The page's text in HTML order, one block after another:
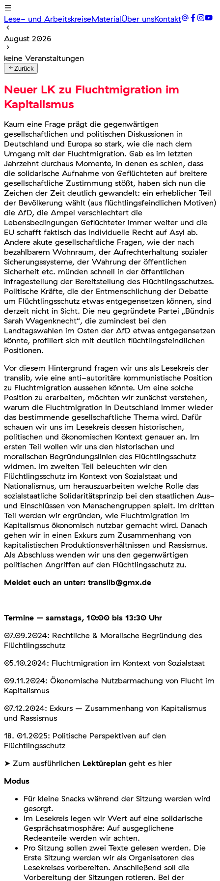
Lese- und ArbeitskreiseMaterialÜber unsKontakt
August 2026
keine Veranstaltungen
Zurück
Neuer LK zu Fluchtmigration im
Kapitalismus
Kaum eine Frage prägt die gegenwärtigen
gesellschaftlichen und politischen Diskussionen in
Deutschland und Europa so stark, wie die nach dem
Umgang mit der Fluchtmigration. Gab es im letzten
Jahrzehnt durchaus Momente, in denen es schien, dass
die solidarische Aufnahme von Geflüchteten auf breitere
gesellschaftliche Zustimmung stößt, haben sich nun die
Zeichen der Zeit deutlich gewandelt: ein erheblicher Teil
der Bevölkerung wählt (aus flüchtlingsfeindlichen Motiven)
die AfD, die Ampel verschlechtert die
Lebensbedingungen Geflüchteter immer weiter und die
EU schafft faktisch das individuelle Recht auf Asyl ab.
Andere akute gesellschaftliche Fragen, wie der nach
bezahlbarem Wohnraum, der Aufrechterhaltung sozialer
Sicherungssysteme, der Wahrung der öffentlichen
Sicherheit etc. münden schnell in der öffentlichen
Infragestellung der Bereitstellung des Flüchtlingsschutzes.
Politische Kräfte, die der Entmenschlichung der Debatte
um Flüchtlingsschutz etwas entgegensetzen können, sind
derzeit nicht in Sicht. Die neu gegründete Partei „Bündnis
Sarah Wagenknecht“, die zumindest bei den
Landtagswahlen im Osten der AfD etwas entgegensetzen
könnte, profiliert sich mit deutlich flüchtlingsfeindlichen
Positionen.
Vor diesem Hintergrund fragen wir uns als Lesekreis der
translib, wie eine anti-autoritäre kommunistische Position
zu Fluchtmigration aussehen könnte. Um eine solche
Position zu erarbeiten, möchten wir zunächst verstehen,
warum die Fluchtmigration in Deutschland immer wieder
das bestimmende gesellschaftliche Thema wird. Dafür
schauen wir uns im Lesekreis dessen historischen,
politischen und ökonomischen Kontext genauer an. Im
ersten Teil wollen wir uns den historischen und
moralischen Begründungslinien des Flüchtlingsschutz
widmen. Im zweiten Teil beleuchten wir den
Flüchtlingsschutz im Kontext von Sozialstaat und
Nationalismus, um herauszuarbeiten welche Rolle das
sozialstaatliche Solidaritätsprinzip bei den staatlichen Aus-
und Einschlüssen von Menschengruppen spielt. Im dritten
Teil werden wir ergründen, wie Fluchtmigration im
Kapitalismus ökonomisch nutzbar gemacht wird. Danach
gehen wir in einen Exkurs zum Zusammenhang von
kapitalistischen Produktionsverhältnissen und Rassismus.
Als Abschluss wenden wir uns den gegenwärtigen
politischen Angriffen auf den Flüchtlingsschutz zu.
Meldet euch an unter: translib@gmx.de
Termine – samstags, 10:00 bis 13:30 Uhr
07.09.2024: Rechtliche & Moralische Begründung des
Flüchtlingsschutz
05.10.2024: Fluchtmigration im Kontext von Sozialstaat
09.11.2024: Ökonomische Nutzbarmachung von Flucht im
Kapitalismus
07.12.2024: Exkurs – Zusammenhang von Kapitalismus
und Rassismus
18. 01.2025: Politische Perspektiven auf den
Flüchtlingsschutz
➤ Zum ausführlichen Lektüreplan geht es hier
Modus
Für kleine Snacks während der Sitzung werden wird
gesorgt.
Im Lesekreis legen wir Wert auf eine solidarische
Gesprächsatmosphäre: Auf ausgeglichene
Redeanteile werden wir achten.
Pro Sitzung sollen zwei Texte gelesen werden. Die
Erste Sitzung werden wir als Organisatoren des
Lesekreises vorbereiten. Anschließend soll die
Vorbereitung der Sitzungen rotieren. Bei der